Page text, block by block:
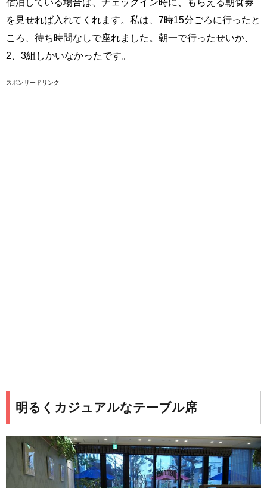
を見せれば入れてくれます。私は、7時15分ごろに行ったと
ころ、待ち時間なしで座れました。朝一で行ったせいか、
2、3組しかいなかったです。
スポンサードリンク
明るくカジュアルなテーブル席